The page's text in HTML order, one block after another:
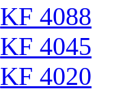
KF 4088
KF 4045
KF 4020